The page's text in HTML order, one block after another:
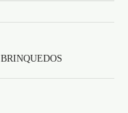
BRINQUEDOS